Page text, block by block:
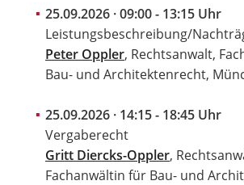
25.09.2026 · 09:00 - 13:15 Uhr
Leistungsbeschreibung/
Peter Oppler, Rechtsanwalt,
Bau- und Architektenrecht,
25.09.2026 · 14:15 - 18:45 Uhr
Vergaberecht
Gritt Diercks-Oppler,
Fachanwältin für Bau- und